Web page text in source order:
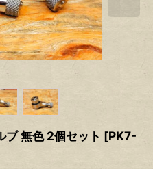
ブ 無色 2個セット [PK7-